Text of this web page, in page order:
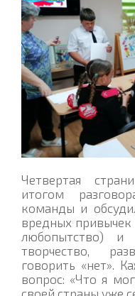
Четвертая
итогом
команды и
вредных привычек
любопытство) и
творчество,
говорить «нет».
вопрос: «Что я
своей страны уже